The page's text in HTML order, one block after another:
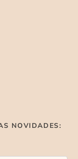
NOVIDADES: